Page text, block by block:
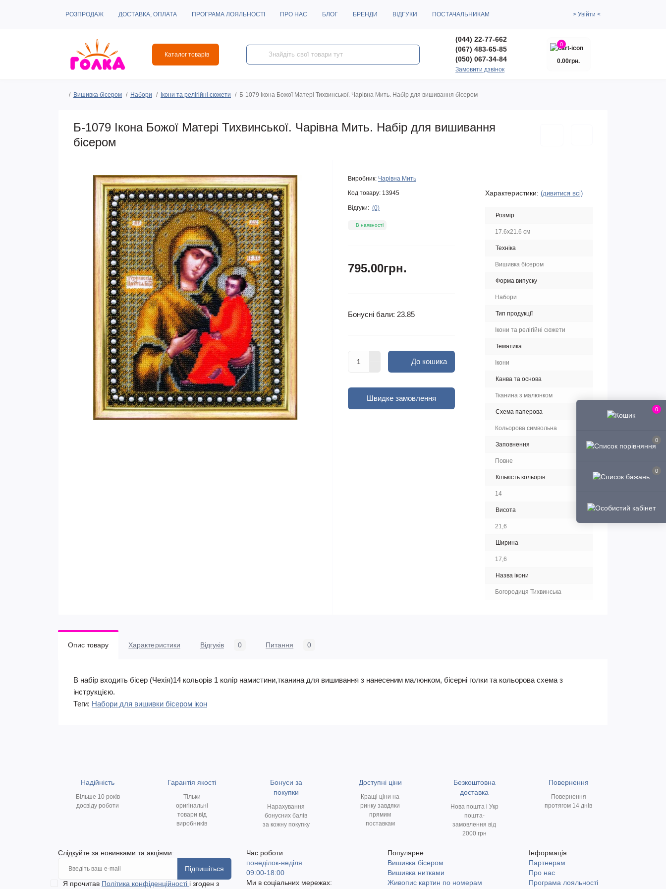
0
0
0
РОЗПРОДАЖ ДОСТАВКА, ОПЛАТА ПРОГРАМА ЛОЯЛЬНОСТІ ПРО НАС БЛОГ БРЕНДИ ВІДГУКИ ПОСТАЧАЛЬНИКАМ > Увійти <
Каталог товарів
(044) 22-77-662
(067) 483-65-85
(050) 067-34-84
Замовити дзвінок
0
0.00грн.
Вишивка бісером Набори Ікони та релігійні сюжети Б-1079 Ікона Божої Матері Тихвинської. Чарівна Мить. Набір для вишивання бісером
Б-1079 Ікона Божої Матері Тихвинської. Чарівна Мить. Набір для вишивання
бісером
Виробник: Чарівна Мить
Код товару: 13945
Відгуки: (0)
В наявності
795.00грн.
Бонусні бали: 23.85
До кошика
Швидке замовлення
Характеристики: (дивитися всі)
Розмір
17.6x21.6 см
Техніка
Вишивка бісером
Форма випуску
Набори
Тип продукції
Ікони та релігійні сюжети
Тематика
Ікони
Канва та основа
Тканина з малюнком
Схема паперова
Кольорова символьна
Заповнення
Повне
Кількість кольорів
14
Висота
21,6
Ширина
17,6
Назва ікони
Богородиця Тихвинська
Опис товару Характеристики Відгуків 0 Питання 0
В набір входить бісер (Чехія)14 кольорів 1 колір намистини,тканина для вишивання з нанесеним малюнком, бісерні голки та кольорова схема з
інструкцією.
Теги: Набори для вишивки бісером ікон
Надійність
Більше 10 років
досвіду роботи
Гарантія якості
Тільки
оригінальні
товари від
виробників
Бонуси за
покупки
Нарахування
бонусних балів
за кожну покупку
Доступні ціни
Кращі ціни на
ринку завдяки
прямим
поставкам
Безкоштовна
доставка
Нова пошта і Укр
пошта-
замовлення від
2000 грн
Повернення
Повернення
протягом 14 днів
Слідкуйте за новинками та акціями:
Підпишіться
Я прочитав Політика конфіденційності і згоден з
Час роботи
понеділок-неділя
09:00-18:00
Ми в соціальних мережах:
Популярне
Вишивка бісером
Вишивка нитками
Живопис картин по номерам
Інформація
Партнерам
Про нас
Програма лояльності